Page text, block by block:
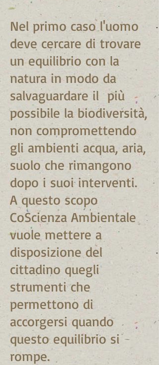
Nel primo caso l'uomo
deve cercare di trovare
un equilibrio con la
natura in modo da
salvaguardare il più
possibile la biodiversità,
non compromettendo
gli ambienti acqua, aria,
suolo che rimangono
dopo i suoi interventi.
A questo scopo
CoScienza Ambientale
vuole mettere a
disposizione del
cittadino quegli
strumenti che
permettono di
accorgersi quando
questo equilibrio si
rompe.